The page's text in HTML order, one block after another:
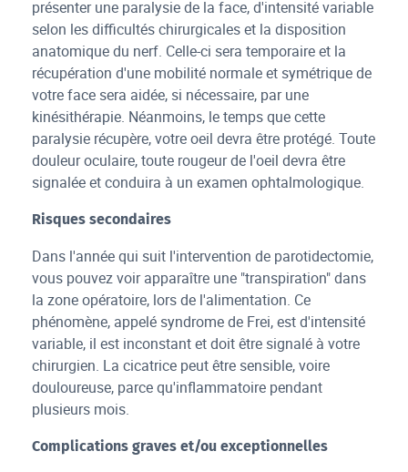
présenter une paralysie de la face, d'intensité variable
selon les difficultés chirurgicales et la disposition
anatomique du nerf. Celle-ci sera temporaire et la
récupération d'une mobilité normale et symétrique de
votre face sera aidée, si nécessaire, par une
kinésithérapie. Néanmoins, le temps que cette
paralysie récupère, votre oeil devra être protégé. Toute
douleur oculaire, toute rougeur de l'oeil devra être
signalée et conduira à un examen ophtalmologique.
Risques secondaires
Dans l'année qui suit l'intervention de parotidectomie,
vous pouvez voir apparaître une "transpiration" dans
la zone opératoire, lors de l'alimentation. Ce
phénomène, appelé syndrome de Frei, est d'intensité
variable, il est inconstant et doit être signalé à votre
chirurgien. La cicatrice peut être sensible, voire
douloureuse, parce qu'inflammatoire pendant
plusieurs mois.
Complications graves et/ou exceptionnelles